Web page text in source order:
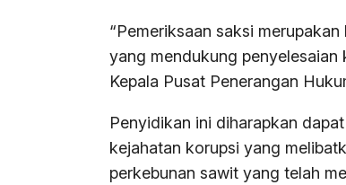
“Pemeriksaan saksi
yang mendukung
Kepala Pusat Penerangan
Penyidikan ini diharapkan
kejahatan korupsi yang
perkebunan sawit yang telah